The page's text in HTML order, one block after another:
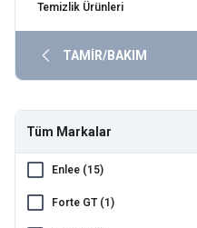
Würth
Temizlik Ürünleri
TAMİR/BAKIM
Tüm Markalar
Enlee (15)
Forte GT (1)